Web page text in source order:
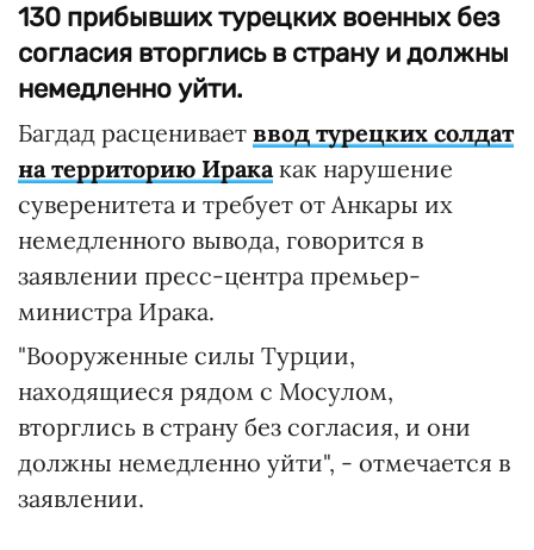
130 прибывших турецких военных без
согласия вторглись в страну и должны
немедленно уйти.
Багдад расценивает ввод турецких солдат
на территорию Иракакак нарушение
суверенитета и требует от Анкары их
немедленного вывода, говорится в
заявлении пресс-центра премьер-
министра Ирака.
"Вооруженные силы Турции,
находящиеся рядом с Мосулом,
вторглись в страну без согласия, и они
должны немедленно уйти", - отмечается в
заявлении.